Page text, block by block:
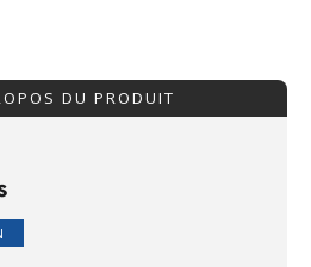
DU PRODUIT